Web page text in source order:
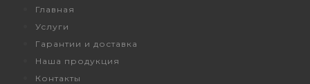
Перейти
содержимому
Главная
Услуги
Гарантии и доставка
Наша продукция
Контакты